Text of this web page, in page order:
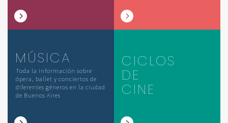
MÚSICA
Toda la información sobre
ópera, ballet y conciertos de
diferentes géneros en la ciudad
de Buenos Aires
CICLOS
DE
CINE